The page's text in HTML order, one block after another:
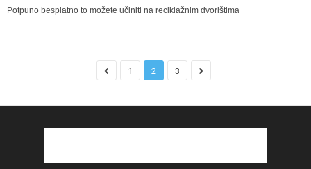
Potpuno besplatno to možete učiniti na reciklažnim dvorištima
1 2 3